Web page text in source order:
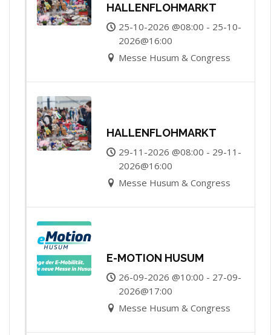
HALLENFLOHMARKT
25-10-2026 @08:00 - 25-10-
2026@16:00
Messe Husum & Congress
HALLENFLOHMARKT
29-11-2026 @08:00 - 29-11-
2026@16:00
Messe Husum & Congress
E-MOTION HUSUM
26-09-2026 @10:00 - 27-09-
2026@17:00
Messe Husum & Congress